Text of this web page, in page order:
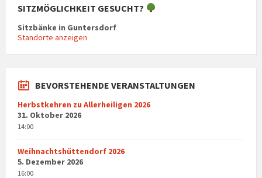
SITZMÖGLICHKEIT GESUCHT?
Sitzbänke in Guntersdorf
Standorte anzeigen
BEVORSTEHENDE VERANSTALTUNGEN
Herbstkehren zu Allerheiligen 2026
31. Oktober 2026
14:00
Weihnachtshüttendorf 2026
5. Dezember 2026
16:00